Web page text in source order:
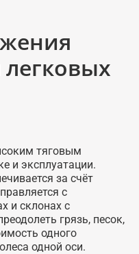
легковых
тяговым
и эксплуатации.
за счёт
с
и склонах с
грязь, песок,
одного
одной оси.